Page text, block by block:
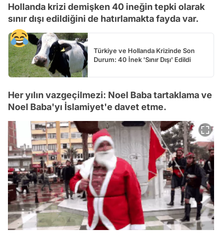
Hollanda krizi demişken 40 ineğin tepki olarak
sınır dışı edildiğini de hatırlamakta fayda var.
Türkiye ve Hollanda Krizinde Son
Durum: 40 İnek 'Sınır Dışı' Edildi
Her yılın vazgeçilmezi: Noel Baba tartaklama ve
Noel Baba'yı İslamiyet'e davet etme.